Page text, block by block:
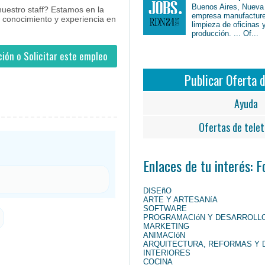
staff? Estamos en la
y experiencia en
o Solicitar este empleo
Buenos Aires,
empresa
limpieza de oficinas
producción. ... Of...
Publicar Oferta
Ayuda
Ofertas de
Enlaces de tu interés:
DISEñO
ARTE Y ARTESANíA
SOFTWARE
PROGRAMACIóN Y
MARKETING
ANIMACIóN
ARQUITECTURA, REFORMAS Y
INTERIORES
COCINA